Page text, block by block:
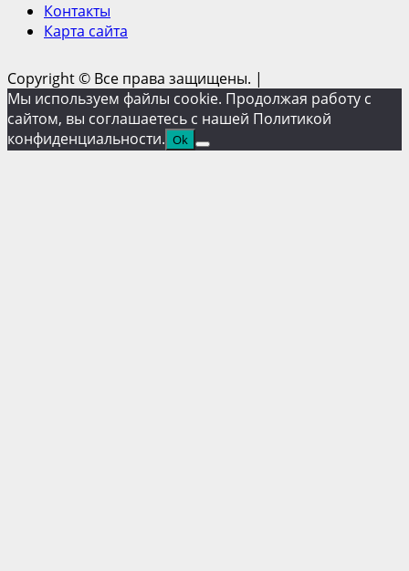
Контакты
Карта сайта
Copyright © Все права защищены. |
Мы используем файлы cookie. Продолжая работу с
сайтом, вы соглашаетесь с нашей Политикой
конфиденциальности. Ok